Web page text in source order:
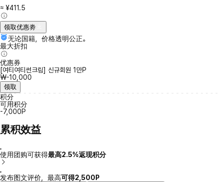
≈ ¥411.5
领取优惠劵
无论国籍，价格透明公正。
最大折扣
优惠券
[여티여티썬크림] 신규회원 1만P
₩-10,000
领取
积分
可用积分
-7,000P
累积效益
使用团购可获得最高2.5%返现积分
发布图文评价，最高可得2,500P